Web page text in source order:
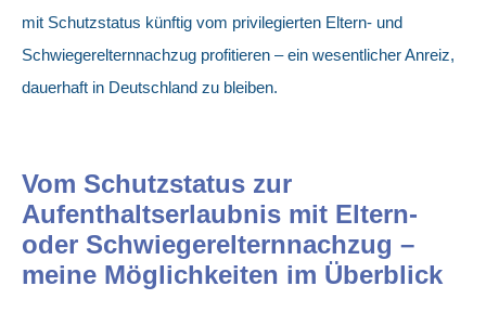
mit Schutzstatus künftig vom privilegierten Eltern- und
Schwiegerelternnachzug profitieren – ein wesentlicher Anreiz,
dauerhaft in Deutschland zu bleiben.
Vom Schutzstatus zur
Aufenthaltserlaubnis mit Eltern-
oder Schwiegerelternnachzug –
meine Möglichkeiten im Überblick